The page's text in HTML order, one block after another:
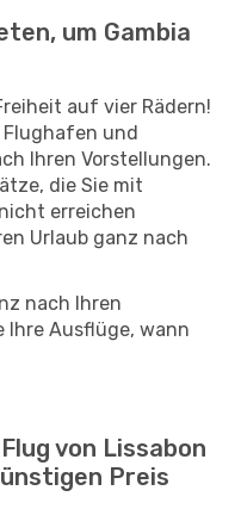
um Gambia
auf vier Rädern!
Flughafen und
Ihren Vorstellungen.
die Sie mit
erreichen
Urlaub ganz nach
nach Ihren
Ihre Ausflüge, wann
von Lissabon
Preis